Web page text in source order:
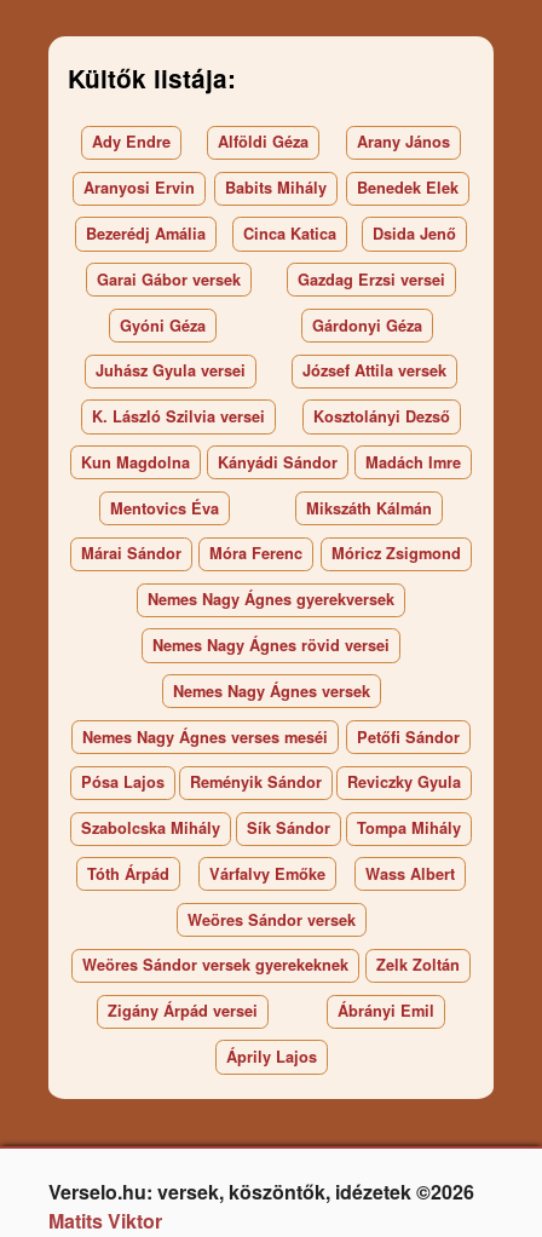
Kültők listája:
Ady Endre Alföldi Géza Arany János
Aranyosi Ervin Babits Mihály Benedek Elek
Bezerédj Amália Cinca Katica Dsida Jenő
Garai Gábor versek Gazdag Erzsi versei
Gyóni Géza Gárdonyi Géza
Juhász Gyula versei József Attila versek
K. László Szilvia versei Kosztolányi Dezső
Kun Magdolna Kányádi Sándor Madách Imre
Mentovics Éva Mikszáth Kálmán
Márai Sándor Móra Ferenc Móricz Zsigmond
Nemes Nagy Ágnes gyerekversek
Nemes Nagy Ágnes rövid versei
Nemes Nagy Ágnes versek
Nemes Nagy Ágnes verses meséi Petőfi Sándor
Pósa Lajos Reményik Sándor Reviczky Gyula
Szabolcska Mihály Sík Sándor Tompa Mihály
Tóth Árpád Várfalvy Emőke Wass Albert
Weöres Sándor versek
Weöres Sándor versek gyerekeknek Zelk Zoltán
Zigány Árpád versei Ábrányi Emil
Áprily Lajos
Verselo.hu: versek, köszöntők, idézetek ©2026
Matits Viktor